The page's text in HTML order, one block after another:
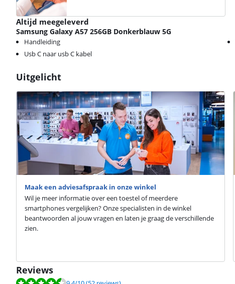
Altijd meegeleverd
Samsung Galaxy A57 256GB Donkerblauw 5G
Handleiding
Usb C naar usb C kabel
Uitgelicht
Maak een adviesafspraak in onze winkel
Wil je meer informatie over een toestel of meerdere
smartphones vergelijken? Onze specialisten in de winkel
beantwoorden al jouw vragen en laten je graag de verschillende
zien.
Reviews